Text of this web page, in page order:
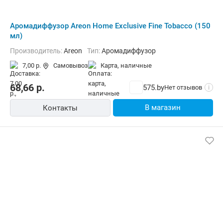
Аромадиффузор Areon Home Exclusive Fine Tobacco (150
мл)
Производитель:Areon Тип:Аромадиффузор
7,00 р. Самовывоз карта, наличные
68,66 р. 575.byНет отзывов i
Контакты В магазин